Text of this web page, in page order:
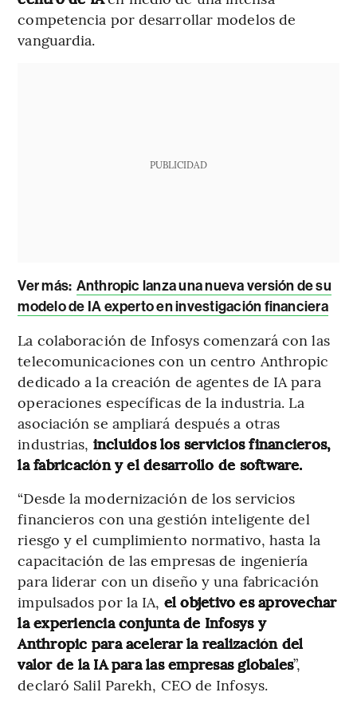
competencia por desarrollar modelos de
vanguardia.
PUBLICIDAD
Ver más: Anthropic lanza una nueva versión de su
modelo de IA experto en investigación financiera
La colaboración de Infosys comenzará con las
telecomunicaciones con un centro Anthropic
dedicado a la creación de agentes de IA para
operaciones específicas de la industria. La
asociación se ampliará después a otras
industrias, incluidos los servicios financieros,
la fabricación y el desarrollo de software.
“Desde la modernización de los servicios
financieros con una gestión inteligente del
riesgo y el cumplimiento normativo, hasta la
capacitación de las empresas de ingeniería
para liderar con un diseño y una fabricación
impulsados por la IA, el objetivo es aprovechar
la experiencia conjunta de Infosys y
Anthropic para acelerar la realización del
valor de la IA para las empresas globales”,
declaró Salil Parekh, CEO de Infosys.